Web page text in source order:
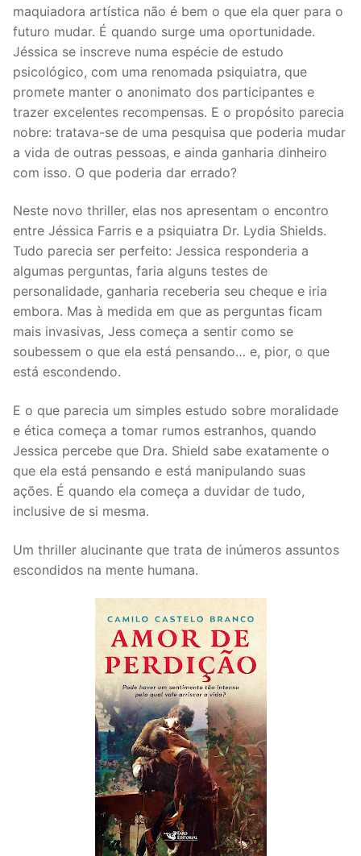
maquiadora artística não é bem o que ela quer para o
futuro mudar. É quando surge uma oportunidade.
Jéssica se inscreve numa espécie de estudo
psicológico, com uma renomada psiquiatra, que
promete manter o anonimato dos participantes e
trazer excelentes recompensas. E o propósito parecia
nobre: tratava-se de uma pesquisa que poderia mudar
a vida de outras pessoas, e ainda ganharia dinheiro
com isso. O que poderia dar errado?
Neste novo thriller, elas nos apresentam o encontro
entre Jéssica Farris e a psiquiatra Dr. Lydia Shields.
Tudo parecia ser perfeito: Jessica responderia a
algumas perguntas, faria alguns testes de
personalidade, ganharia receberia seu cheque e iria
embora. Mas à medida em que as perguntas ficam
mais invasivas, Jess começa a sentir como se
soubessem o que ela está pensando… e, pior, o que
está escondendo.
E o que parecia um simples estudo sobre moralidade
e ética começa a tomar rumos estranhos, quando
Jessica percebe que Dra. Shield sabe exatamente o
que ela está pensando e está manipulando suas
ações. É quando ela começa a duvidar de tudo,
inclusive de si mesma.
Um thriller alucinante que trata de inúmeros assuntos
escondidos na mente humana.